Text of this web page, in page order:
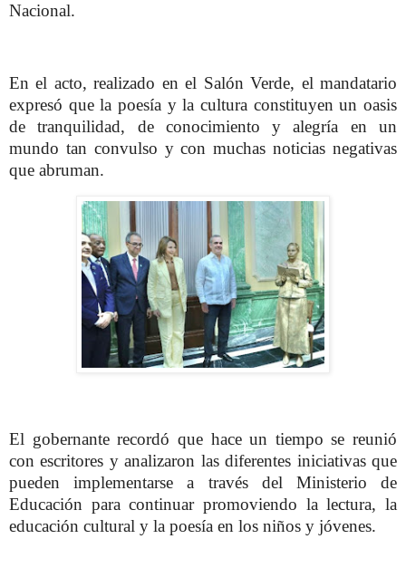
Nacional.
En el acto, realizado en el Salón Verde, el mandatario
expresó que la poesía y la cultura constituyen un oasis
de tranquilidad, de conocimiento y alegría en un
mundo tan convulso y con muchas noticias negativas
que abruman.
El gobernante recordó que hace un tiempo se reunió
con escritores y analizaron las diferentes iniciativas que
pueden implementarse a través del Ministerio de
Educación para continuar promoviendo la lectura, la
educación cultural y la poesía en los niños y jóvenes.